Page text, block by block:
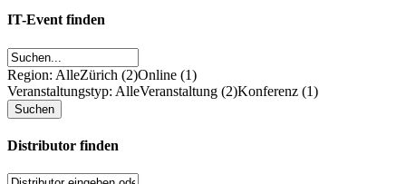
IT-Event finden
Region: AlleZürich (2)Online (1)
Veranstaltungstyp: AlleVeranstaltung (2)Konferenz (1)
Distributor finden